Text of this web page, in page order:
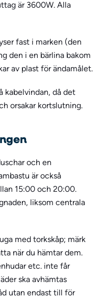
är 3600W. Alla
fast i marken (den
den i en bärlina bakom
av plast för ändamålet.
kabelvindan, då det
orsakar kortslutning.
och en
är också
15:00 och 20:00.
liksom centrala
med torkskåp; märk
när du hämtar dem.
etc. inte får
ska avhämtas
utan endast till för